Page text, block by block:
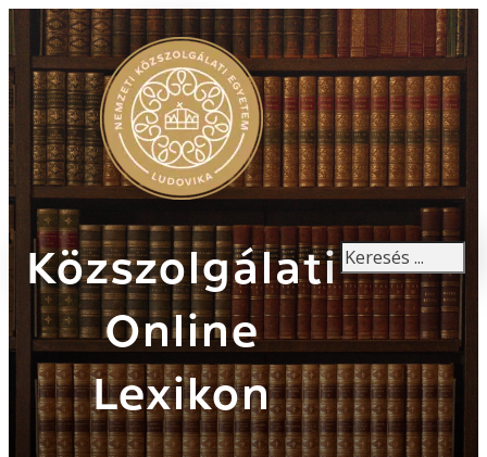
Közszolgálati
Online
Lexikon
Keresés